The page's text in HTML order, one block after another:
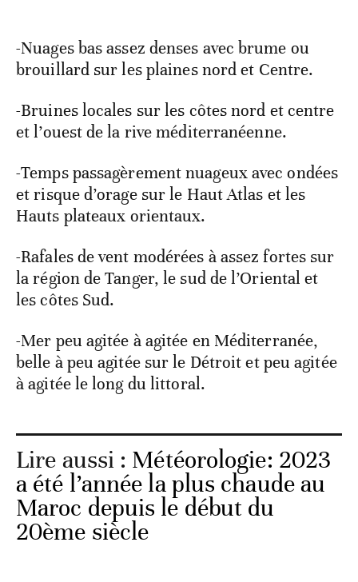
-Nuages bas assez denses avec brume ou
brouillard sur les plaines nord et Centre.
-Bruines locales sur les côtes nord et centre
et l’ouest de la rive méditerranéenne.
-Temps passagèrement nuageux avec ondées
et risque d’orage sur le Haut Atlas et les
Hauts plateaux orientaux.
-Rafales de vent modérées à assez fortes sur
la région de Tanger, le sud de l’Oriental et
les côtes Sud.
-Mer peu agitée à agitée en Méditerranée,
belle à peu agitée sur le Détroit et peu agitée
à agitée le long du littoral.
Lire aussi : Météorologie: 2023
a été l’année la plus chaude au
Maroc depuis le début du
20ème siècle